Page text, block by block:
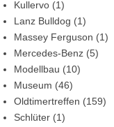
Kullervo (1)
Lanz Bulldog (1)
Massey Ferguson (1)
Mercedes-Benz (5)
Modellbau (10)
Museum (46)
Oldtimertreffen (159)
Schlüter (1)